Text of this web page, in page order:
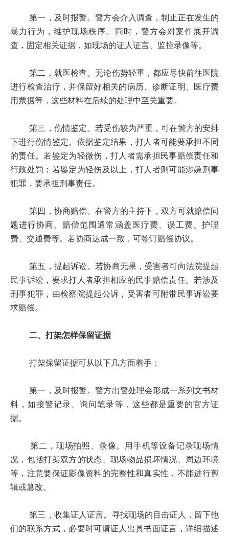
第一，及时报警。警方会介入调查，制止正在发生的
暴力行为，维护现场秩序。同时，警方会对案件展开调
查，固定相关证据，如现场的证人证言、监控录像等。
第二，就医检查。无论伤势轻重，都应尽快前往医院
进行检查治疗，并保留好相关的病历、诊断证明、医疗费
用票据等，这些材料在后续的处理中至关重要。
第三，伤情鉴定。若受伤较为严重，可在警方的安排
下进行伤情鉴定。依据鉴定结果，打人者可能要承担不同
的责任。若鉴定为轻微伤，打人者需承担民事赔偿责任和
行政处罚；若鉴定为轻伤及以上，打人者则可能涉嫌刑事
犯罪，要承担刑事责任。
第四，协商赔偿。在警方的主持下，双方可就赔偿问
题进行协商。赔偿范围通常涵盖医疗费、误工费、护理
费、交通费等。若协商达成一致，可签订赔偿协议。
第五，提起诉讼。若协商无果，受害者可向法院提起
民事诉讼，要求打人者承担相应的民事赔偿责任。若涉及
刑事犯罪，由检察院提起公诉，受害者可附带民事诉讼要
求赔偿。
二、打架怎样保留证据
打架保留证据可从以下几方面着手：
第一，及时报警。警方出警处理会形成一系列文书材
料，如接警记录、询问笔录等，这些都是重要的官方证
据。
第二，现场拍照、录像。用手机等设备记录现场情
况，包括打架双方的状态、现场物品损坏情况、周边环境
等，注意要保证影像资料的完整性和真实性，不能进行剪
辑或篡改。
第三，收集证人证言。寻找现场的目击证人，留下他
们的联系方式，必要时可请证人出具书面证言，详细描述